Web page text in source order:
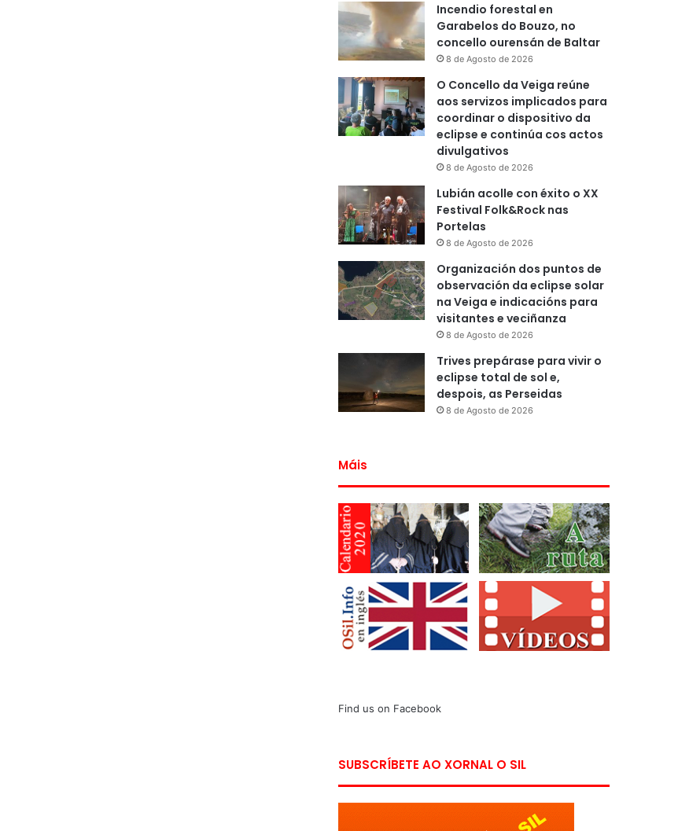
Incendio forestal en
Garabelos do Bouzo, no
concello ourensán de Baltar
8 de Agosto de 2026
O Concello da Veiga reúne
aos servizos implicados para
coordinar o dispositivo da
eclipse e continúa cos actos
divulgativos
8 de Agosto de 2026
Lubián acolle con éxito o XX
Festival Folk&Rock nas
Portelas
8 de Agosto de 2026
Organización dos puntos de
observación da eclipse solar
na Veiga e indicacións para
visitantes e veciñanza
8 de Agosto de 2026
Trives prepárase para vivir o
eclipse total de sol e,
despois, as Perseidas
8 de Agosto de 2026
Máis
Find us on Facebook
SUBSCRÍBETE AO XORNAL O SIL